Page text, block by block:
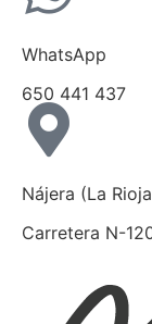
WhatsApp
650 441 437
Nájera (La
Carretera N-